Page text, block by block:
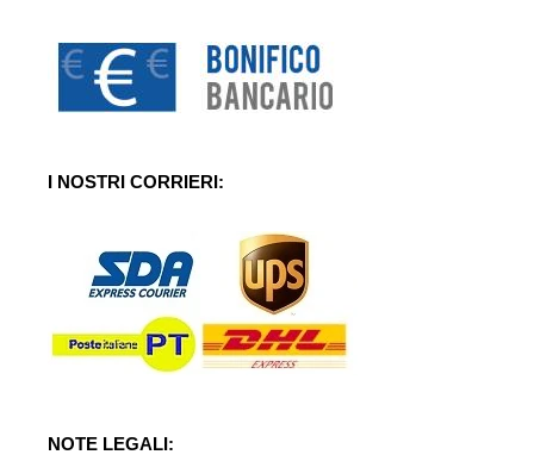
I NOSTRI CORRIERI:
NOTE LEGALI: